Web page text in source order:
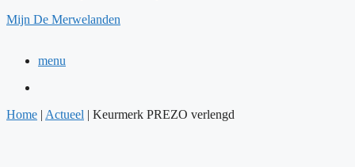
Mijn De Merwelanden
menu
Home | Actueel | Keurmerk PREZO verlengd